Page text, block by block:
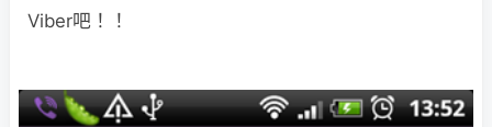
Viber吧！！